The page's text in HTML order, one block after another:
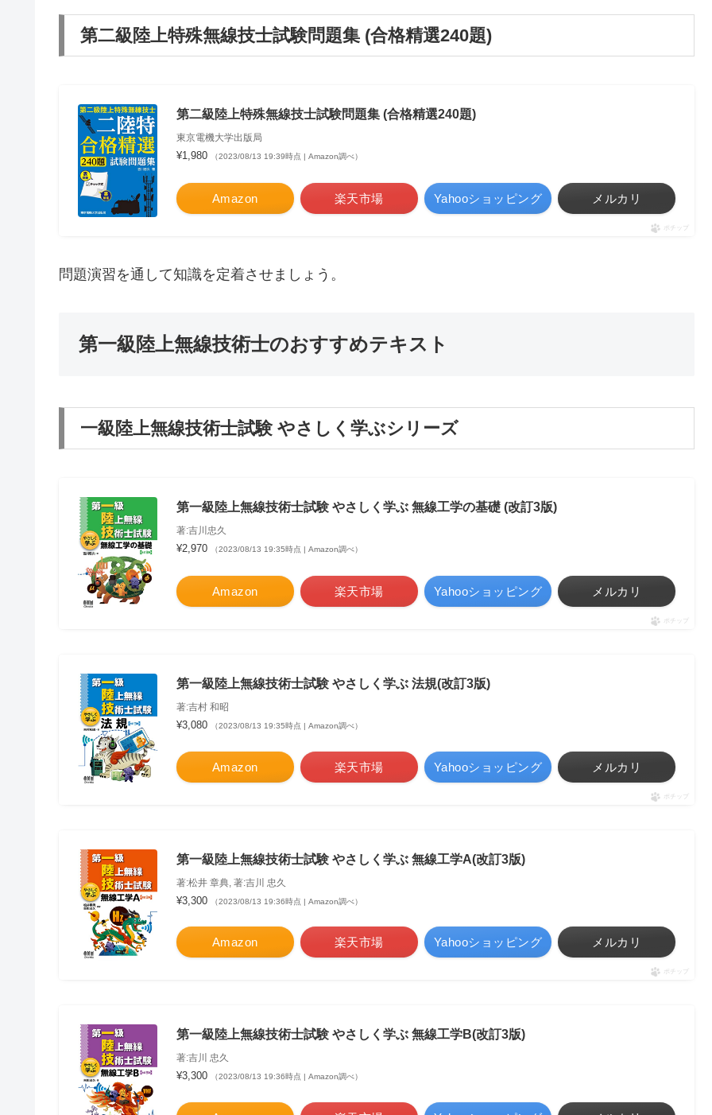
第二級陸上特殊無線技士試験問題集 (合格精選240題)
第二級陸上特殊無線技士試験問題集 (合格精選240題)
東京電機大学出版局
¥1,980 （2023/08/13 19:39時点 | Amazon調べ）
Amazon 楽天市場 Yahooショッピング メルカリ
ポチップ
問題演習を通して知識を定着させましょう。
第一級陸上無線技術士のおすすめテキスト
一級陸上無線技術士試験 やさしく学ぶシリーズ
第一級陸上無線技術士試験 やさしく学ぶ 無線工学の基礎 (改訂3版)
著:吉川忠久
¥2,970 （2023/08/13 19:35時点 | Amazon調べ）
Amazon 楽天市場 Yahooショッピング メルカリ
ポチップ
第一級陸上無線技術士試験 やさしく学ぶ 法規(改訂3版)
著:吉村 和昭
¥3,080 （2023/08/13 19:35時点 | Amazon調べ）
Amazon 楽天市場 Yahooショッピング メルカリ
ポチップ
第一級陸上無線技術士試験 やさしく学ぶ 無線工学A(改訂3版)
著:松井 章典, 著:吉川 忠久
¥3,300 （2023/08/13 19:36時点 | Amazon調べ）
Amazon 楽天市場 Yahooショッピング メルカリ
ポチップ
第一級陸上無線技術士試験 やさしく学ぶ 無線工学B(改訂3版)
著:吉川 忠久
¥3,300 （2023/08/13 19:36時点 | Amazon調べ）